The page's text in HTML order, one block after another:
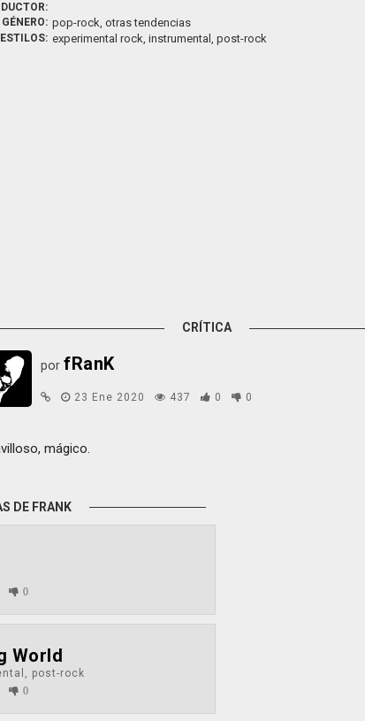
GÉNERO: pop-rock, otras tendencias
ESTILOS: experimental rock, instrumental, post-rock
CRÍTICA
porfRanK
23 Ene 2020 437 0 0
mágico.
DE FRANK
0
World
post-rock
0